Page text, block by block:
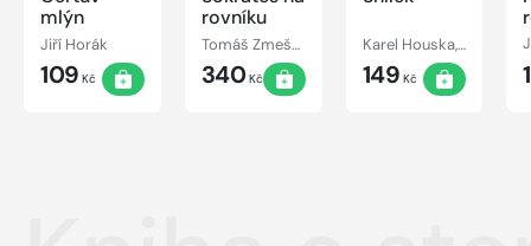
mlýn
Jiří Horák
109 Kč
rovníku
Tomáš Zmeškal
340Kč
Karel Houska, Otakar Brousek, Jindřiška Jarošová, Jana Dítětová, Viktor Preiss, Josef Chvalina, Miroslav Masopust, Petr Svojtka, Miroslav Moravec
149 Kč